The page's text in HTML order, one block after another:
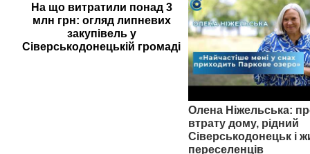
На що витратили понад 3
млн грн: огляд липневих
закупівель у
Сіверськодонецькій громаді
Олена Ніжельська:
втрату дому, рідний
Сіверськодонецьк і
переселенців